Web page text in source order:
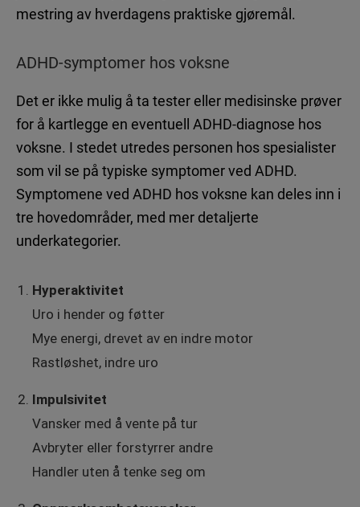
mestring av hverdagens praktiske gjøremål.
ADHD-symptomer hos voksne
Det er ikke mulig å ta tester eller medisinske prøver
for å kartlegge en eventuell ADHD-diagnose hos
voksne. I stedet utredes personen hos spesialister
som vil se på typiske symptomer ved ADHD.
Symptomene ved ADHD hos voksne kan deles inn i
tre hovedområder, med mer detaljerte
underkategorier.
Hyperaktivitet
Uro i hender og føtter
Mye energi, drevet av en indre motor
Rastløshet, indre uro
Impulsivitet
Vansker med å vente på tur
Avbryter eller forstyrrer andre
Handler uten å tenke seg om